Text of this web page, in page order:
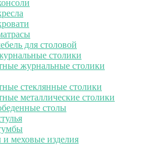
для столовой
столики
журнальные столики
стеклянные столики
металлические столики
столы
меховые изделия